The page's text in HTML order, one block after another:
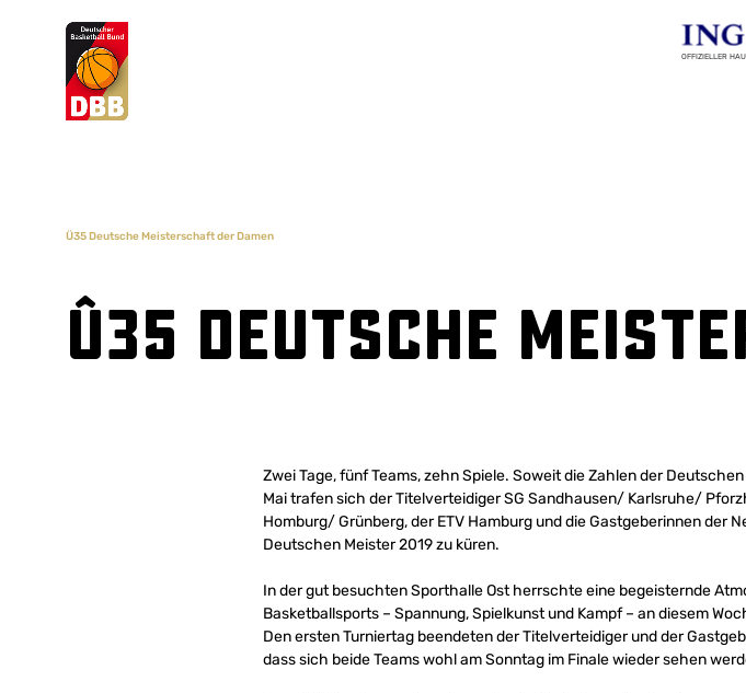
OFFIZIELLER
Suchvorschläge
Ü35 Deutsche Meisterschaft der Damen
Ü35 Deutsche
Zwei Tage, fünf Teams, zehn Spiele. Soweit die Zahlen der
Mai trafen sich der Titelverteidiger SG Sandhausen/ Karlsruhe/
Homburg/ Grünberg, der ETV Hamburg und die Gastgeberinnen der
Deutschen Meister 2019 zu küren.
In der gut besuchten Sporthalle Ost herrschte eine begeisternde
Basketballsports – Spannung, Spielkunst und Kampf – an diesem
Den ersten Turniertag beendeten der Titelverteidiger und der
dass sich beide Teams wohl am Sonntag im Finale wieder sehen